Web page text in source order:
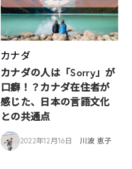
カナダ
カナダの人は「Sorry」が
口癖！？カナダ在住者が
感じた、日本の言語文化
との共通点
2022年12月16日 川波 恵子